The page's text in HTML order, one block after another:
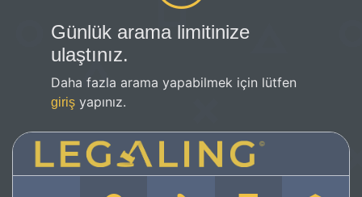
Günlük arama limitinize
ulaştınız.
Daha fazla arama yapabilmek için lütfen
giriş yapınız.